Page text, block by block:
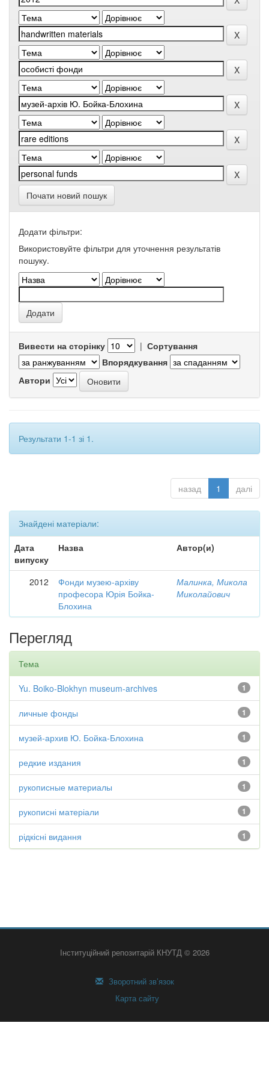
Почати новий пошук
Додати фільтри:
Використовуйте фільтри для уточнення результатів
пошуку.
Вивести на сторінку | Сортування
Впорядкування
Автори
Результати 1-1 зі 1.
назад 1 далі
Знайдені матеріали:
Дата
випуску
Назва Автор(и)
2012
Фонди музею-архіву
професора Юрія Бойка-
Блохина
Малинка, Микола
Миколайович
Перегляд
Тема
1
Yu. Boiko-Blokhyn museum-archives
1
личные фонды
1
музей-архив Ю. Бойка-Блохина
1
редкие издания
1
рукописные материалы
1
рукописні матеріали
1
рідкісні видання
Інституційний репозитарій КНУТД © 2026
Зворотний зв’язок
Карта сайту